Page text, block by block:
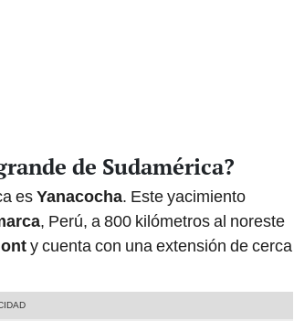
de Sudamérica?
esYanacocha. Este yacimiento
, Perú, a 800 kilómetros al noreste
y cuenta con una extensión de cerca